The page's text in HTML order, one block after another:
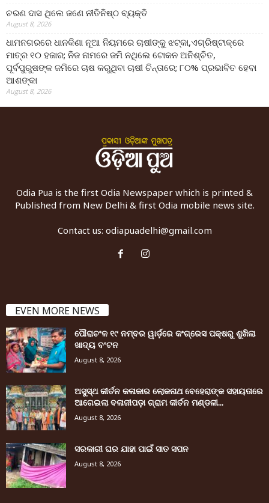
ଚରଣ ଦାସ ଥିଲେ ଜଣେ ନୀତିନିଷ୍ଠ ବ୍ୟକ୍ତି
August 8, 2026
ଧାମନଗରରେ ଧାନକିଣା ନୂଆ ନିୟମରେ ଚାଷୀଙ୍କୁ ଝଟ୍‌କା,ଏଗ୍ରିଷ୍ଟାକ୍‌ରେ
ମାତ୍ର ୧୦ ହଜାର; ନିଜ ନାମରେ ଜମି ନଥିଲେ ଟୋକନ ଅନିଶ୍ଚିତ,
ପୂର୍ବପୁରୁଷଙ୍କ ଜମିରେ ଚାଷ କରୁଥିବା ଚାଷୀ ଚିନ୍ତାରେ; ୮୦% ପ୍ରଭାବିତ ହେବା
ଆଶଙ୍କା
August 8, 2026
Odia Pua is the first Odia Newspaper which is printed &
Published from New Delhi & first Odia mobile news site.
Contact us: odiapuadelhi@gmail.com
EVEN MORE NEWS
ପୌରାଚଂଳ ୧୯ ନମ୍ବର ୱାର୍ଡ଼ରେ କଂଗ୍ରେସ ପକ୍ଷରୁ ଶୁଖିଲା
ଖାଦ୍ୟ ବଂଟନ
August 8, 2026
ଅସୁସ୍ଥ କୀର୍ତନ କଳାକାର ଲୋକନାଥ ବେହେରାଙ୍କ ସହାୟତାରେ
ଆଗେଇଲା ବଳାଜୀପଡ଼ା ଗ୍ରାମ କୀର୍ତନ ମଣ୍ଡଳୀ...
August 8, 2026
ସରକାରୀ ଘର ଯାହା ପାଇଁ ସାତ ସପନ
August 8, 2026